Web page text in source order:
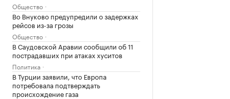
Общество
Во Внуково предупредили о задержках
рейсов из-за грозы
Общество
В Саудовской Аравии сообщили об 11
пострадавших при атаках хуситов
Политика
В Турции заявили, что Европа
потребовала подтверждать
происхождение газа